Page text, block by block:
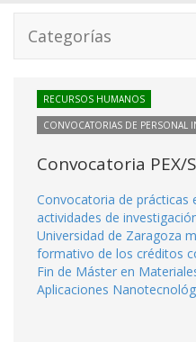
Categorías
RECURSOS HUMANOS
CONVOCATORIAS DE PERSONAL
Convocatoria PEX/
Convocatoria de prácticas
actividades de
Universidad de Zaragoza
formativo de los créditos
Fin de Máster en
Aplicaciones